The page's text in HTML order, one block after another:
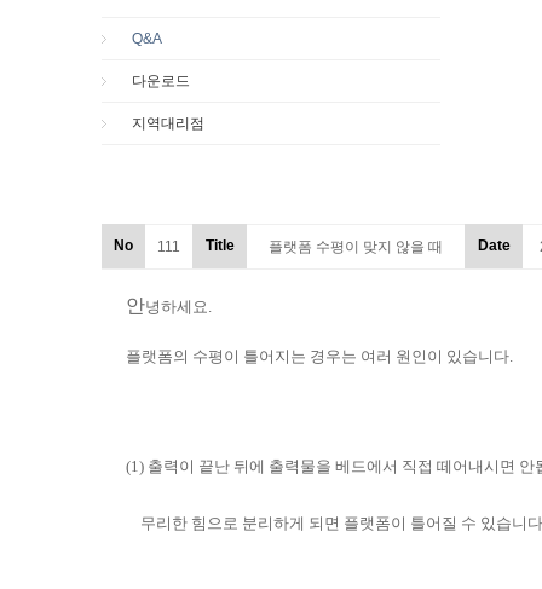
Q&A
다운로드
지역대리점
No 111 Title 플랫폼 수평이 맞지 않을 때 Date
안녕하세요.
플랫폼의 수평이 틀어지는 경우는 여러 원인이 있습니다.
(1) 출력이 끝난 뒤에 출력물을 베드에서 직접 떼어내시면 안
무리한 힘으로 분리하게 되면 플랫폼이 틀어질 수 있습니